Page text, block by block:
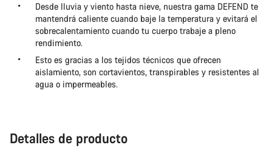
Desde lluvia y viento hasta nieve, nuestra gama DEFEND te
mantendrá caliente cuando baje la temperatura y evitará el
sobrecalentamiento cuando tu cuerpo trabaje a pleno
rendimiento.
Esto es gracias a los tejidos técnicos que ofrecen
aislamiento, son cortavientos, transpirables y resistentes al
agua o impermeables.
Detalles de producto